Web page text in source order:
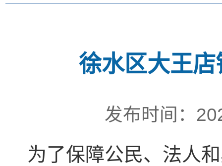
徐水区大王
发布时间：
为了保障公民、法人